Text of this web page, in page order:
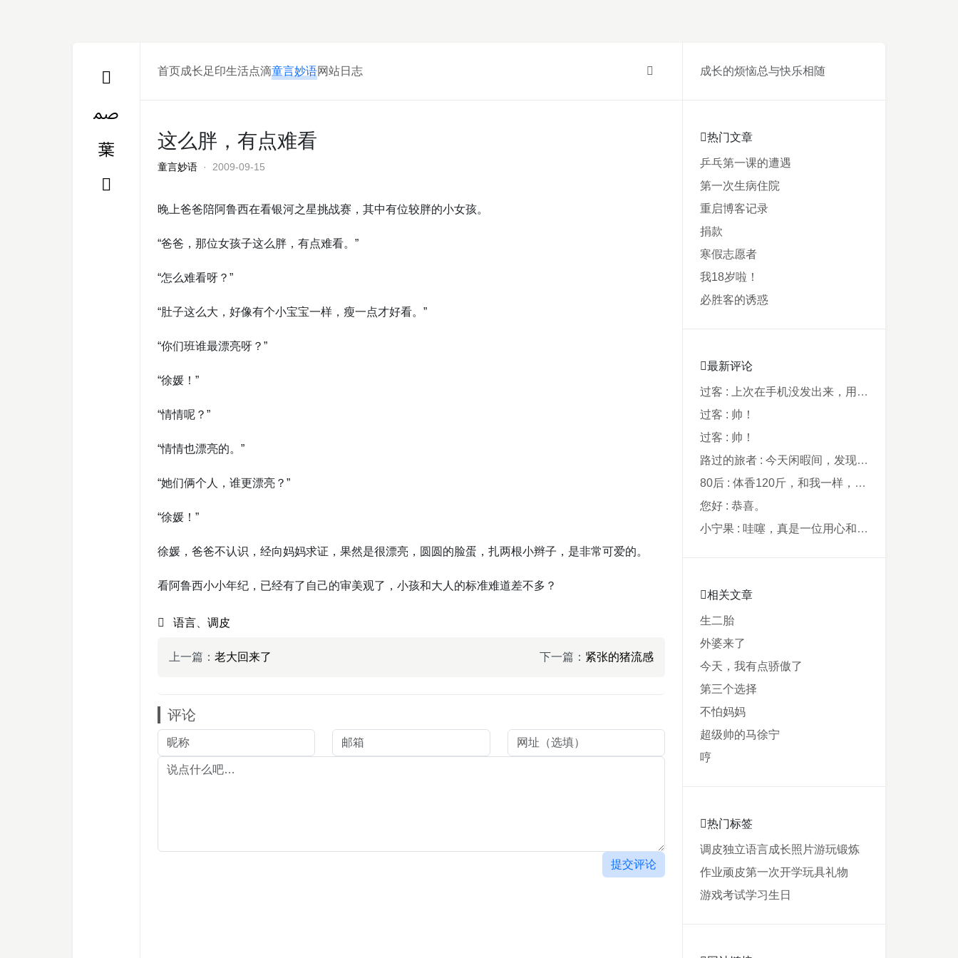
首页成长足印生活点滴童言妙语网站日志
这么胖，有点难看
童言妙语 · 2009-09-15
晚上爸爸陪阿鲁西在看银河之星挑战赛，其中有位较胖的小女孩。
“爸爸，那位女孩子这么胖，有点难看。”
“怎么难看呀？”
“肚子这么大，好像有个小宝宝一样，瘦一点才好看。”
“你们班谁最漂亮呀？”
“徐媛！”
“情情呢？”
“情情也漂亮的。”
“她们俩个人，谁更漂亮？”
“徐媛！”
徐媛，爸爸不认识，经向妈妈求证，果然是很漂亮，圆圆的脸蛋，扎两根小辫子，是非常可爱的。
看阿鲁西小小年纪，已经有了自己的审美观了，小孩和大人的标准难道差不多？
语言 调皮
上一篇： 老大回来了 下一篇： 紧张的猪流感
评论
提交评论
成长的烦恼总与快乐相随
热门文章
乒乓第一课的遭遇
第一次生病住院
重启博客记录
捐款
寒假志愿者
我18岁啦！
必胜客的诱惑
最新评论
过客 : 上次在手机没发出来，用电脑才发现要...
过客 : 帅！
过客 : 帅！
路过的旅者 : 今天闲暇间，发现藏在阿鲁西名字里的...
80后 : 体香120斤，和我一样，40年了，...
您好 : 恭喜。
小宁果 : 哇噻，真是一位用心和爸爸，从孩子出...
相关文章
生二胎
外婆来了
今天，我有点骄傲了
第三个选择
不怕妈妈
超级帅的马徐宁
哼
热门标签
调皮独立语言成长照片游玩锻炼
作业顽皮第一次开学玩具礼物
游戏考试学习生日